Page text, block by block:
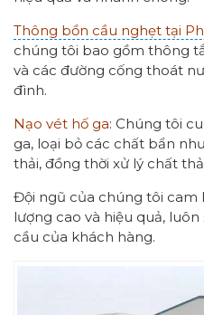
Thông bồn cầu nghẹt tại
chúng tôi bao gồm thông
và các đường cống thoát
đình.
Nạo vét hố ga: Chúng tôi
ga, loại bỏ các chất bẩn
thải, đồng thời xử lý chất
Đội ngũ của chúng tôi
lượng cao và hiệu quả,
cầu của khách hàng.